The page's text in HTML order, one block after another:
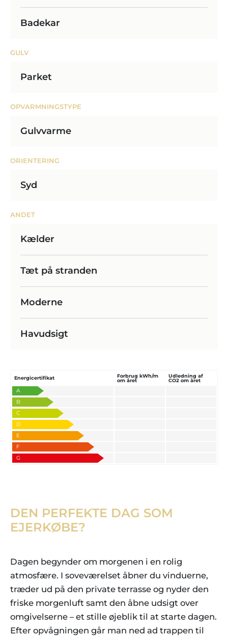
Badekar
GULV
Parket
OPVARMNINGSTYPE
Gulvvarme
ORIENTERING
Syd
ANDET
Kælder
Tæt på stranden
Moderne
Havudsigt
Energicertifikat
Forbrug kWh/m
om året
Udledning af
CO2 om året
A
B
C
D
E
F
G
DEN PERFEKTE DAG SOM
EJERKØBE?
Dagen begynder om morgenen i en rolig
atmosfære. I soveværelset åbner du vinduerne,
træder ud på den private terrasse og nyder den
friske morgenluft samt den åbne udsigt over
omgivelserne – et stille øjeblik til at starte dagen.
Efter opvågningen går man ned ad trappen til